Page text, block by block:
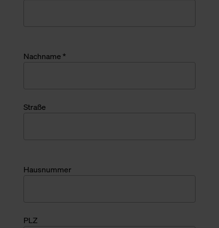
Nachname *
Straße
Hausnummer
PLZ